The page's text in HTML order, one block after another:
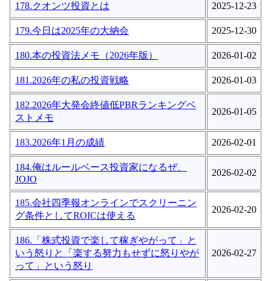
178.クオンツ投資とは 2025-12-23
179.今日は2025年の大納会 2025-12-30
180.本の投資法メモ（2026年版） 2026-01-02
181.2026年の私の投資戦略 2026-01-03
182.2026年大発会終値低PBRランキングベ
ストメモ
2026-01-05
183.2026年1月の成績 2026-02-01
184.俺はルールベース投資家になるぜ、
JOJO
2026-02-02
185.会社四季報オンラインでスクリーニン
グ条件としてROICは使える
2026-02-20
186.「株式投資で楽して稼ぎやがって」と
いう怒りと「楽する努力もせずに怒りやが
って」という怒り
2026-02-27